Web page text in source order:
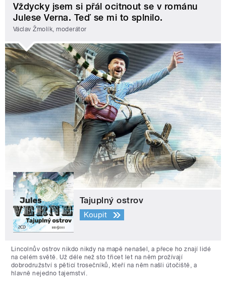
Vždycky jsem si přál ocitnout se v románu
Julese Verna. Teď se mi to splnilo.
Václav Žmolík, moderátor
Tajuplný ostrov
Koupit
Lincolnův ostrov nikdo nikdy na mapě nenašel, a přece ho znají lidé
na celém světě. Už déle než sto třicet let na něm prožívají
dobrodružství s pěticí trosečníků, kteří na něm našli útočiště, a
hlavně nejedno tajemství.